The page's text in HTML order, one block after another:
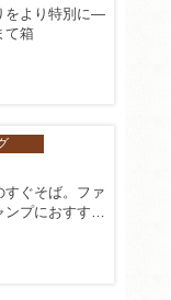
をより特別に―
て箱
すぐそば。ファ
ンプにおすす